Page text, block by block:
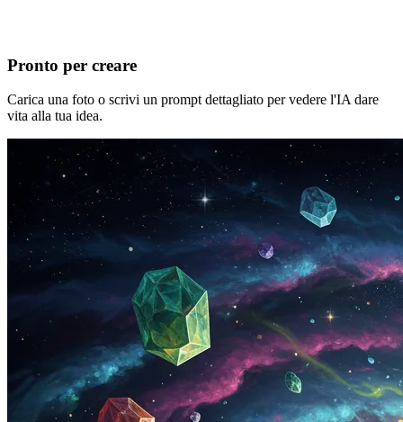
Pronto per creare
Carica una foto o scrivi un prompt dettagliato per vedere l'IA dare
vita alla tua idea.